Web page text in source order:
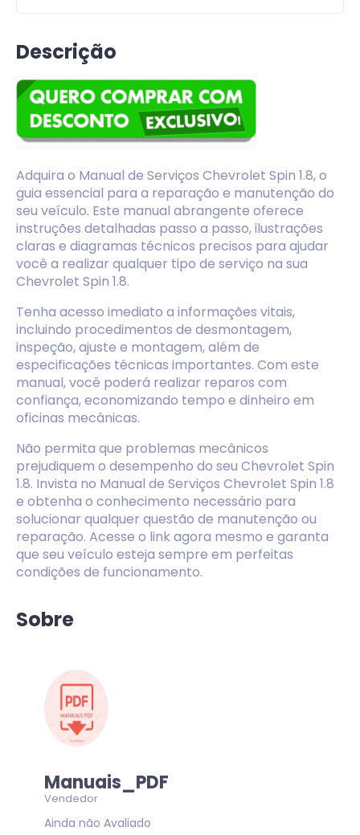
Descrição
Adquira o Manual de Serviços Chevrolet Spin 1.8, o
guia essencial para a reparação e manutenção do
seu veículo. Este manual abrangente oferece
instruções detalhadas passo a passo, ilustrações
claras e diagramas técnicos precisos para ajudar
você a realizar qualquer tipo de serviço na sua
Chevrolet Spin 1.8.
Tenha acesso imediato a informações vitais,
incluindo procedimentos de desmontagem,
inspeção, ajuste e montagem, além de
especificações técnicas importantes. Com este
manual, você poderá realizar reparos com
confiança, economizando tempo e dinheiro em
oficinas mecânicas.
Não permita que problemas mecânicos
prejudiquem o desempenho do seu Chevrolet Spin
1.8. Invista no Manual de Serviços Chevrolet Spin 1.8
e obtenha o conhecimento necessário para
solucionar qualquer questão de manutenção ou
reparação. Acesse o link agora mesmo e garanta
que seu veículo esteja sempre em perfeitas
condições de funcionamento.
Sobre
Manuais_PDF
Vendedor
Ainda não Avaliado